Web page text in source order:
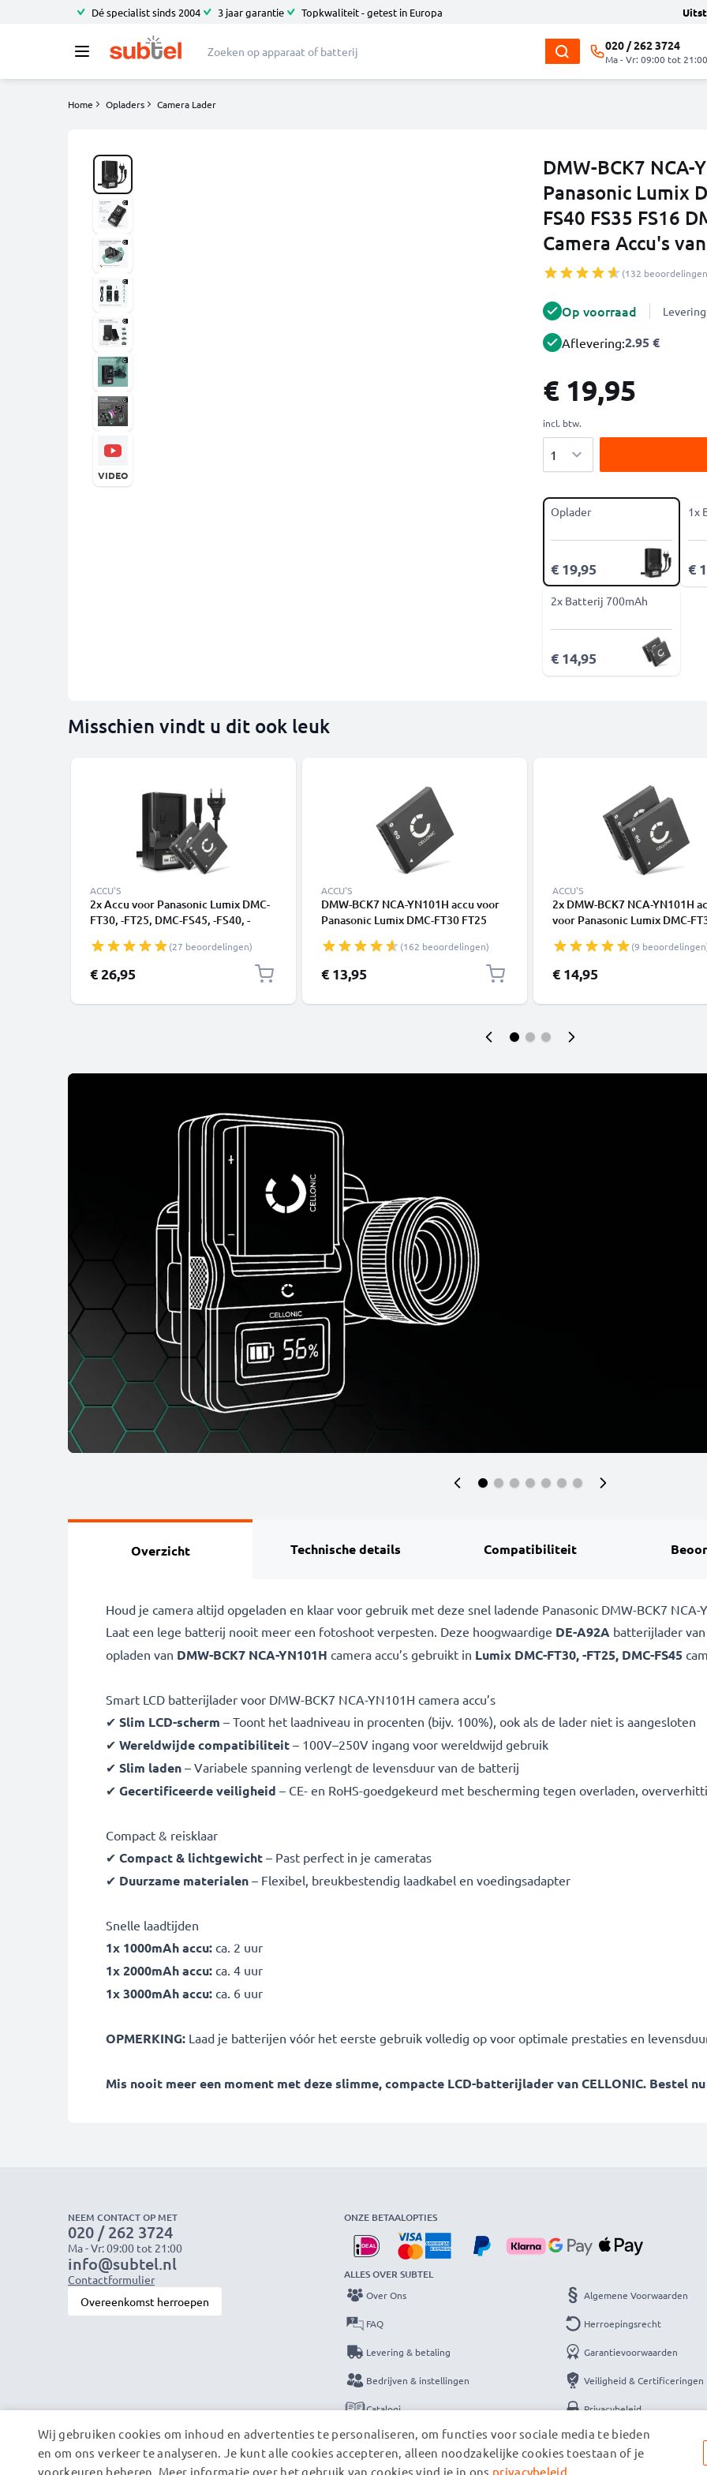
Dé specialist sinds 2004 3 jaar garantie Topkwaliteit - getest in Europa
020 / 262 3724
Ma - Vr: 09:00 tot 21:00
Home Opladers Camera Lader
DMW-BCK7
Panasonic Lumix
FS40 FS35 FS16
Camera Accu's
(132
VIDEO
Op voorraad
Aflevering:2.95 €
€ 19,95
incl. btw.
Oplader
€ 19,95
1x
€
2x Batterij 700mAh
€ 14,95
Misschien vindt u dit ook leuk
ACCU'S
2x Accu voor Panasonic Lumix DMC-
FT30, -FT25, DMC-FS45, -FS40, -
camera - DMW-BCK7 NCA-YN101H
700mAh + Oplader DE-A92A
Vervangende batterij fototoeste,
(27 beoordelingen)
€ 26,95
ACCU'S
DMW-BCK7 NCA-YN101H accu voor
Panasonic Lumix DMC-FT30 FT25
FS16 FS28 FS35 FS40 DMC-TS25 -
700mAh vervangende accu voor
camera
(162 beoordelingen)
€ 13,95
ACCU'S
2x DMW-BCK7 NCA-YN101H
voor Panasonic Lumix DMC-
DMS-FS16 FS28 FS35 FS40
TS25 - 700mAh vervangende
voor camera
(9
€ 14,95
Overzicht Technische details Compatibiliteit
Houd je camera altijd opgeladen en klaar voor gebruik met deze snel ladende Panasonic DMW-BCK7 NCA-
Laat een lege batterij nooit meer een fotoshoot verpesten. Deze hoogwaardige DE-A92A batterijlader van
opladen van DMW-BCK7 NCA-YN101H camera accu’s gebruikt in Lumix DMC-FT30, -FT25, DMC-FS45
Smart LCD batterijlader voor DMW-BCK7 NCA-YN101H camera accu’s
✔ Slim LCD-scherm – Toont het laadniveau in procenten (bijv. 100%), ook als de lader niet is aangesloten
✔ Wereldwijde compatibiliteit – 100V–250V ingang voor wereldwijd gebruik
✔ Slim laden – Variabele spanning verlengt de levensduur van de batterij
✔ Gecertificeerde veiligheid – CE- en RoHS-goedgekeurd met bescherming tegen overladen,
Compact & reisklaar
✔ Compact & lichtgewicht – Past perfect in je cameratas
✔ Duurzame materialen – Flexibel, breukbestendig laadkabel en voedingsadapter
Snelle laadtijden
1x 1000mAh accu: ca. 2 uur
1x 2000mAh accu: ca. 4 uur
1x 3000mAh accu: ca. 6 uur
OPMERKING: Laad je batterijen vóór het eerste gebruik volledig op voor optimale prestaties en
Mis nooit meer een moment met deze slimme, compacte LCD-batterijlader van CELLONIC. Bestel
NEEM CONTACT OP MET
020 / 262 3724
Ma - Vr: 09:00 tot 21:00
info@subtel.nl
Contactformulier
Overeenkomst herroepen
ONZE BETAALOPTIES
ALLES OVER SUBTEL
Over Ons
FAQ
Levering & betaling
Bedrijven & instellingen
Catalogi
Contact
Algemene Voorwaarden
Herroepingsrecht
Garantievoorwaarden
Veiligheid & Certificeringen
Privacybeleid
Colofon
Wij gebruiken cookies om inhoud en advertenties te personaliseren, om functies voor sociale media te bieden
en om ons verkeer te analyseren. Je kunt alle cookies accepteren, alleen noodzakelijke cookies toestaan of je
voorkeuren beheren. Meer informatie over het gebruik van cookies vind je in ons privacybeleid